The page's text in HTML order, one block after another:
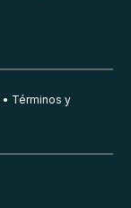
Términos y